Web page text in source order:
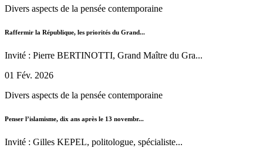
Divers aspects de la pensée contemporaine
Raffermir la République, les priorités du Grand...
Invité : Pierre BERTINOTTI, Grand Maître du Gra...
01 Fév. 2026
Divers aspects de la pensée contemporaine
Penser l’islamisme, dix ans après le 13 novembr...
Invité : Gilles KEPEL, politologue, spécialiste...